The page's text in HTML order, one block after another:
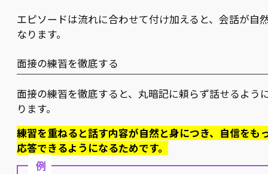
エピソードは流れに合わせて付け加えると、会話が自
なります。
面接の練習を徹底する
面接の練習を徹底すると、丸暗記に頼らず話せるよう
ります。
練習を重ねると話す内容が自然と身につき、自信をも
応答できるようになるためです。
例